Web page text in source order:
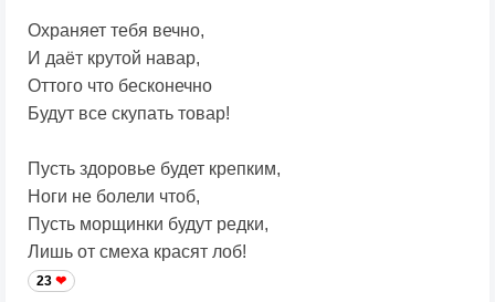
Охраняет тебя вечно,
И даёт крутой навар,
Оттого что бесконечно
Будут все скупать товар!
Пусть здоровье будет крепким,
Ноги не болели чтоб,
Пусть морщинки будут редки,
Лишь от смеха красят лоб!
23